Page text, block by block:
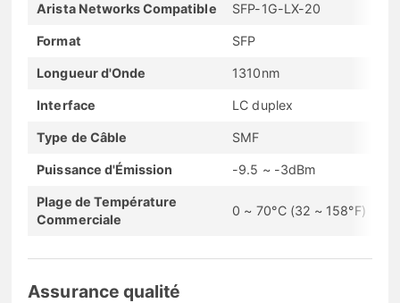
Arista Networks Compatible SFP-1G-LX-20
Format SFP
Longueur d'Onde 1310nm
Interface LC duplex
Type de Câble SMF
Puissance d'Émission -9.5 ~ -3dBm
Plage de Température
Commerciale
0 ~ 70°C (32 ~ 158°F)
Assurance qualité